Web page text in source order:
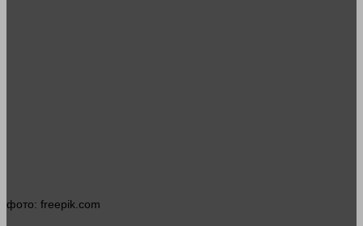
фото: freepik.com